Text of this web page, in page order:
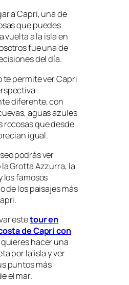
a Capri, una de
que puedes
vuelta a la isla en
fue una de
del día.
te permite ver Capri
diferente, con
aguas azules
rocosas que desde
igual.
podrás ver
Grotta Azzurra, la
los famosos
de los paisajes más
estetour en
de Capri con
quieres hacer una
por la isla y ver
puntos más
el mar.